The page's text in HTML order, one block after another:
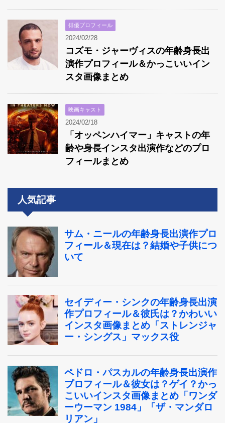
俳優プロフィール
2024/02/28
コズモ・ジャーヴィスの年齢身長出
演作プロフィール＆かっこいいイン
スタ画像まとめ
映画キャスト
2024/02/18
「オッペンハイマー」キャストの年
齢や身長インスタ出演作などのプロ
フィールまとめ
人気記事